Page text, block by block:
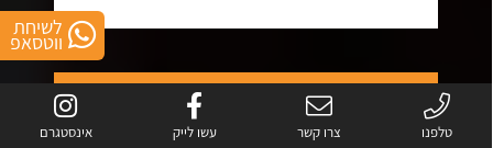
בגרות במתמטיקה
לשיחת
ווטסאפ
טלפנו צרו קשר עשו לייק אינסטגרם